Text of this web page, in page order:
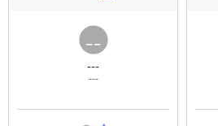
---
---